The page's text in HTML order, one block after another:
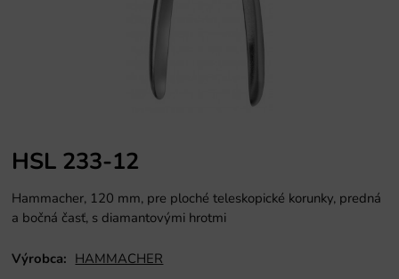
HSL 233-12
Hammacher, 120 mm, pre ploché teleskopické korunky, predná
a bočná časť, s diamantovými hrotmi
Výrobca: HAMMACHER